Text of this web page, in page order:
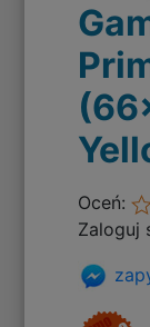
Oceń:
Zaloguj